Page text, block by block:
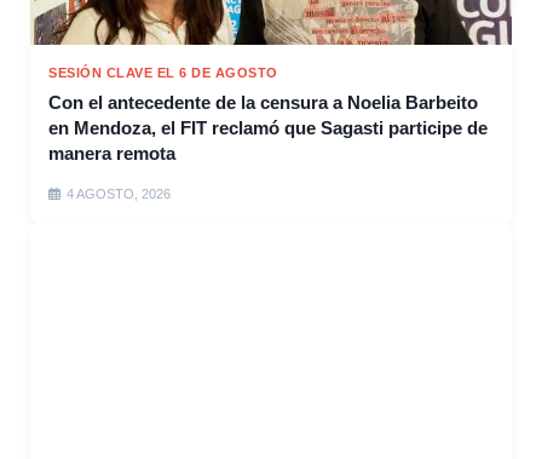
SESIÓN CLAVE EL 6 DE AGOSTO
Con el antecedente de la censura a Noelia Barbeito
en Mendoza, el FIT reclamó que Sagasti participe de
manera remota
4 AGOSTO, 2026